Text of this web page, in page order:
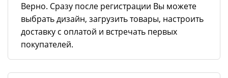
Верно. Сразу после регистрации Вы можете
выбрать дизайн, загрузить товары, настроить
доставку с оплатой и встречать первых
покупателей.